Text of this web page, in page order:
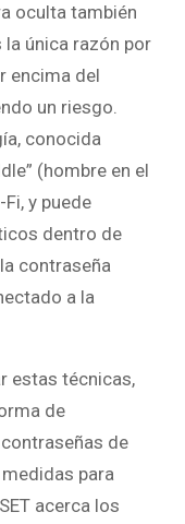
oculta también
la única razón por
encima del
un riesgo.
conocida
(hombre en el
y puede
dentro de
contraseña
a la
estas técnicas,
de
de
para
acerca los